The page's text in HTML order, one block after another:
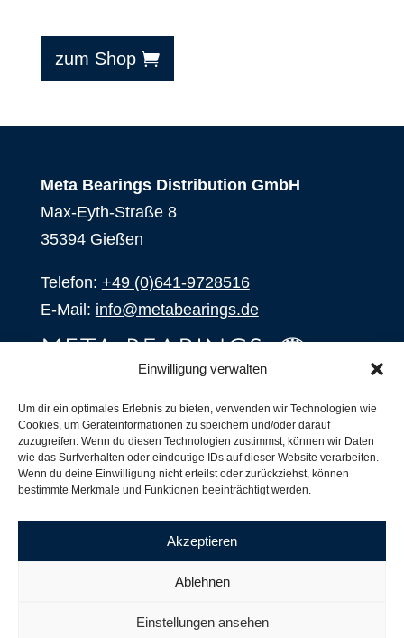
Einwilligung verwalten
Um dir ein optimales Erlebnis zu bieten, verwenden wir Technologien wie
Cookies, um Geräteinformationen zu speichern und/oder darauf
zuzugreifen. Wenn du diesen Technologien zustimmst, können wir Daten
wie das Surfverhalten oder eindeutige IDs auf dieser Website verarbeiten.
Wenn du deine Einwilligung nicht erteilst oder zurückziehst, können
bestimmte Merkmale und Funktionen beeinträchtigt werden.
Akzeptieren
Ablehnen
Einstellungen ansehen
zum Shop
Meta Bearings Distribution GmbH
Max-Eyth-Straße 8
35394 Gießen
Telefon: +49 (0)641-9728516
E-Mail: info@metabearings.de
SHOP
Produkte
Unsere Partner
Versand, Lieferung und Produktbestand
Nachsetzzeichen für Wälzlager